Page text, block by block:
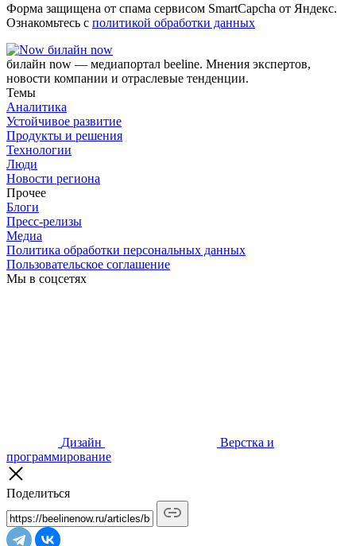
Форма защищена от спама сервисом SmartCapcha от Яндекс.
Ознакомьтесь с политикой обработки данных
билайн now
билайн now — медиапортал beeline. Мнения экспертов,
новости компании и отраслевые тенденции.
Темы
Аналитика
Устойчивое развитие
Продукты и решения
Технологии
Люди
Новости региона
Прочее
Блоги
Пресс-релизы
Медиа
Политика обработки персональных данных
Пользовательское соглашение
Мы в соцсетях
Дизайн
Верстка и
программирование
Поделиться